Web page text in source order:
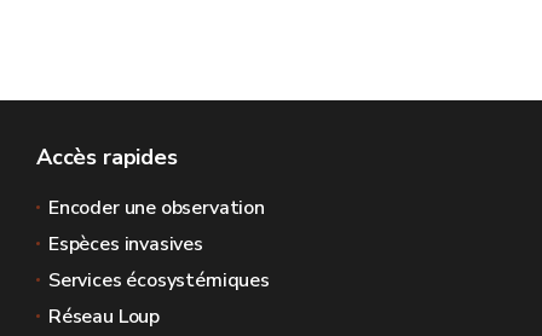
Accès rapides
Encoder une observation
Espèces invasives
Services écosystémiques
Réseau Loup